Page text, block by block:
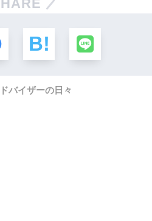
バイザーの日々